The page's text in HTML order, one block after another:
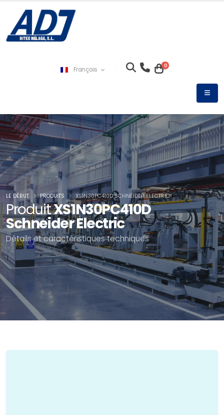
Français 0
ProduitXS1N30PC410D
Schneider Electric
Détails et caractéristiques techniques
LE DÉBUT PRODUITS XS1N30PC410D SCHNEIDER ELECTRIC